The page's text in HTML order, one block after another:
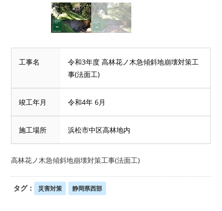
工事名
令和3年度 高林花ノ木急傾斜地崩壊対策工
事(法面工)
竣工年月 令和4年 6月
施工場所 浜松市中区高林地内
高林花ノ木急傾斜地崩壊対策工事(法面工)
タグ： 災害対策 静岡県西部